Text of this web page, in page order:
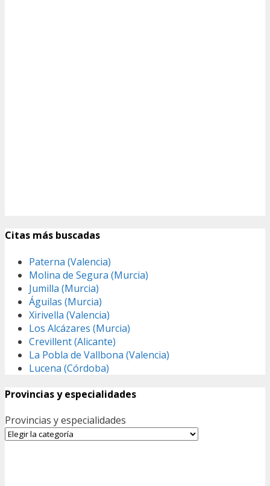
Citas más buscadas
Paterna (Valencia)
Molina de Segura (Murcia)
Jumilla (Murcia)
Águilas (Murcia)
Xirivella (Valencia)
Los Alcázares (Murcia)
Crevillent (Alicante)
La Pobla de Vallbona (Valencia)
Lucena (Córdoba)
Provincias y especialidades
Provincias y especialidades